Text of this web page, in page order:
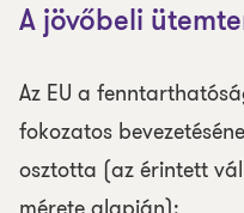
A jövőbeli
Az EU a
fokozatos
osztotta (az érintett